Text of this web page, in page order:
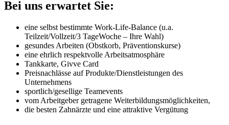
Bei uns erwartet Sie:
eine selbst bestimmte Work-Life-Balance (u.a.
Teilzeit/Vollzeit/3 TageWoche – Ihre Wahl)
gesundes Arbeiten (Obstkorb, Präventionskurse)
eine ehrlich respektvolle Arbeitsatmosphäre
Tankkarte, Givve Card
Preisnachlässe auf Produkte/Dienstleistungen des
Unternehmens
sportlich/gesellige Teamevents
vom Arbeitgeber getragene Weiterbildungsmöglichkeiten,
die besten Zahnärzte und eine attraktive Vergütung